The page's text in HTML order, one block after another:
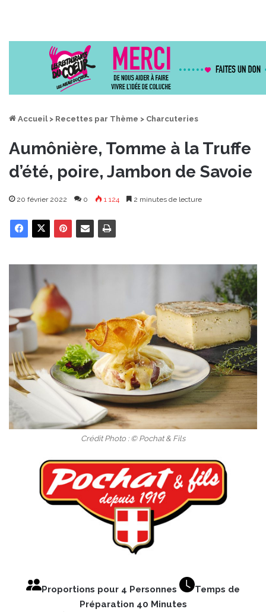
Accueil > Recettes par Thème > Charcuteries
Aumônière, Tomme à la Truffe
d’été, poire, Jambon de Savoie
20 février 2022 0 1 124 2 minutes de lecture
Crédit Photo : © Pochat & Fils
Proportions pour 4 Personnes
Temps de
Préparation 40 Minutes